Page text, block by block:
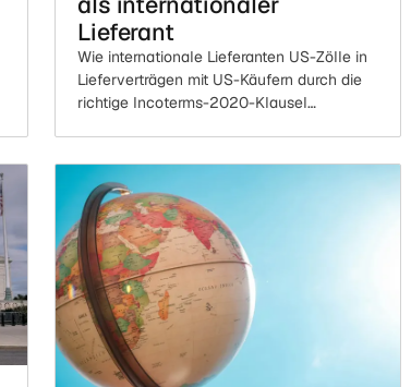
Lieferant
Wie internationale Lieferanten US-Zölle in
Lieferverträgen mit US-Käufern durch die
richtige Incoterms-2020-Klausel